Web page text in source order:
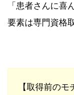
「患者さんに喜
要素は専門資格
【取得前のモ